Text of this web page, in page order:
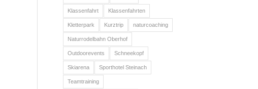
Klassenfahrt Klassenfahrten
Kletterpark Kurztrip naturcoaching
Naturrodelbahn Oberhof
Outdoorevents Schneekopf
Skiarena Sporthotel Steinach
Teamtraining